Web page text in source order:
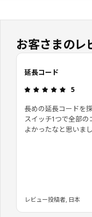
お客さまのレ
延長コード
レビュ
5
長めの延長コードを
スイッチ1つで全部
よかったなと思いまし
レビュー投稿者, 日本